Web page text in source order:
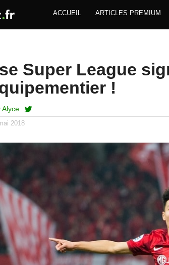
ACCUEIL ARTICLES PREMIUM
Super League
!
Alyce
2018